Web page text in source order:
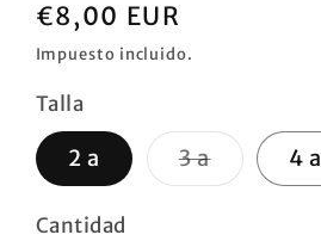
Precio
habitual
€8,00 EUR
Impuesto incluido.
Talla
2 a 3 aVariante
agotada
4 a
Cantidad